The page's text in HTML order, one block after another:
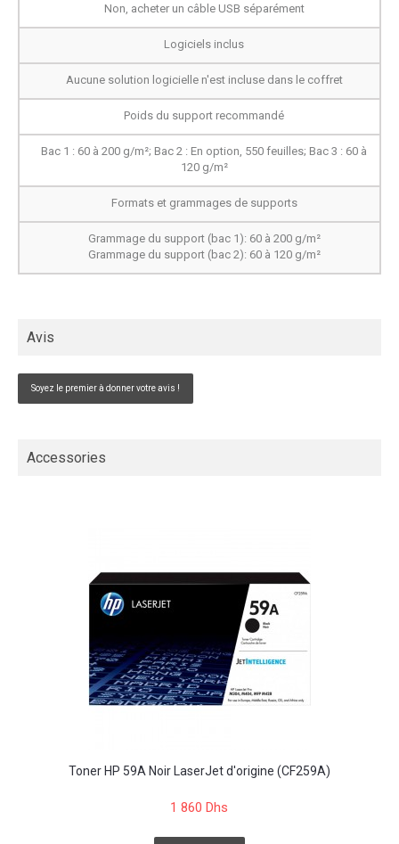
Non, acheter un câble USB séparément
Logiciels inclus
Aucune solution logicielle n'est incluse dans le coffret
Poids du support recommandé
Bac 1 : 60 à 200 g/m²; Bac 2 : En option, 550 feuilles; Bac 3 : 60 à
120 g/m²
Formats et grammages de supports
Grammage du support (bac 1): 60 à 200 g/m²
Grammage du support (bac 2): 60 à 120 g/m²
Avis
Soyez le premier à donner votre avis !
Accessories
Toner HP 59A Noir LaserJet d'origine (CF259A)
1 860 Dhs